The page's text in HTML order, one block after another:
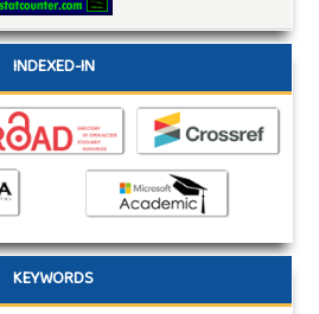
INDEXED-IN
KEYWORDS